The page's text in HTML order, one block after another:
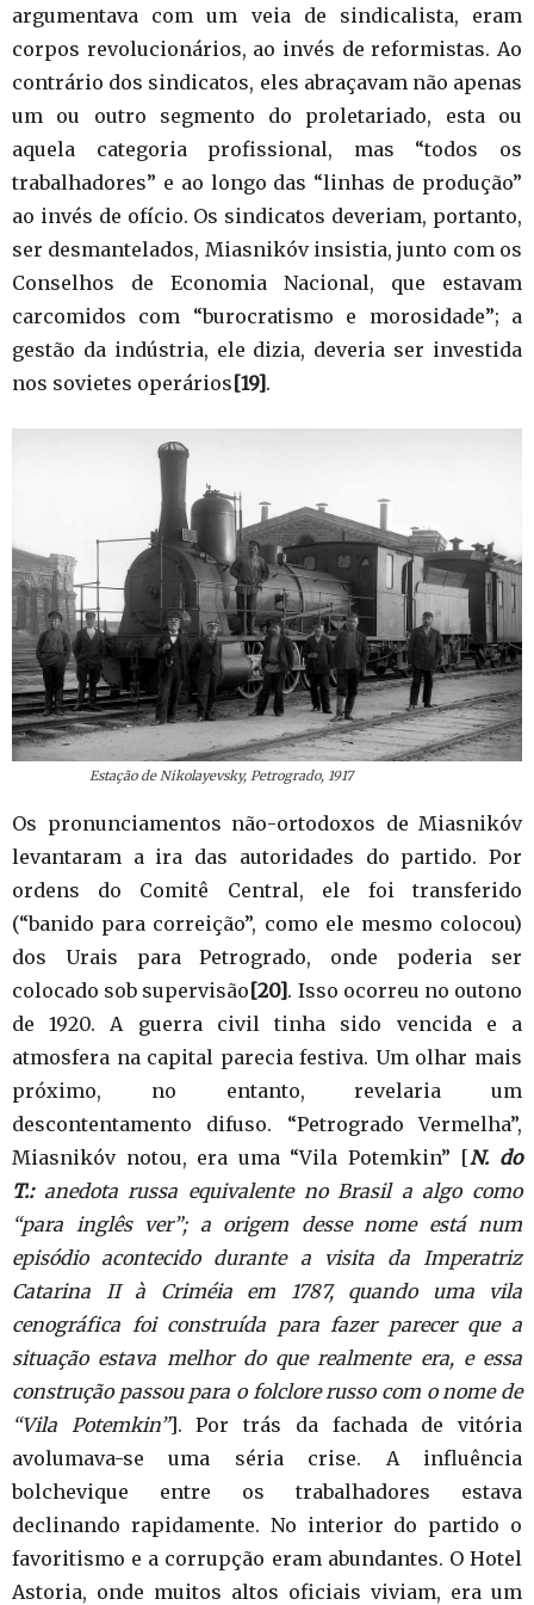
argumentava com um veia de sindicalista, eram
corpos revolucionários, ao invés de reformistas. Ao
contrário dos sindicatos, eles abraçavam não apenas
um ou outro segmento do proletariado, esta ou
aquela categoria profissional, mas “todos os
trabalhadores” e ao longo das “linhas de produção”
ao invés de ofício. Os sindicatos deveriam, portanto,
ser desmantelados, Miasnikóv insistia, junto com os
Conselhos de Economia Nacional, que estavam
carcomidos com “burocratismo e morosidade”; a
gestão da indústria, ele dizia, deveria ser investida
nos sovietes operários [19] .
Estação de Nikolayevsky, Petrogrado, 1917
Os pronunciamentos não-ortodoxos de Miasnikóv
levantaram a ira das autoridades do partido. Por
ordens do Comitê Central, ele foi transferido
(“banido para correição”, como ele mesmo colocou)
dos Urais para Petrogrado, onde poderia ser
colocado sob supervisão[20]. Isso ocorreu no outono
de 1920. A guerra civil tinha sido vencida e a
atmosfera na capital parecia festiva. Um olhar mais
próximo, no entanto, revelaria um
descontentamento difuso. “Petrogrado Vermelha”,
Miasnikóv notou, era uma “Vila Potemkin” [N. do
T.:anedota russa equivalente no Brasil a algo como
“para inglês ver”; a origem desse nome está num
episódio acontecido durante a visita da Imperatriz
Catarina II à Criméia em 1787, quando uma vila
cenográfica foi construída para fazer parecer que a
situação estava melhor do que realmente era, e essa
construção passou para o folclore russo com o nome de
“Vila Potemkin”]. Por trás da fachada de vitória
avolumava-se uma séria crise. A influência
bolchevique entre os trabalhadores estava
declinando rapidamente. No interior do partido o
favoritismo e a corrupção eram abundantes. O Hotel
Astoria, onde muitos altos oficiais viviam, era um